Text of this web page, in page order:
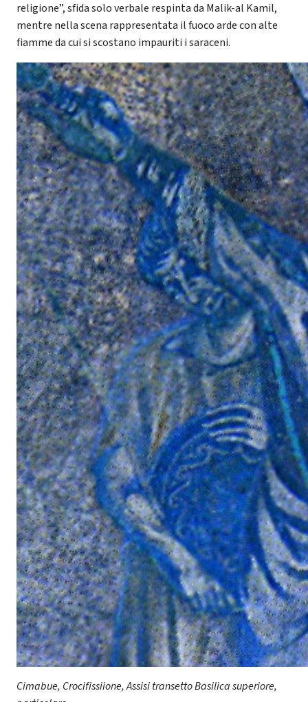
religione”, sfida solo verbale respinta da Malik-al Kamil,
mentre nella scena rappresentata il fuoco arde con alte
fiamme da cui si scostano impauriti i saraceni.
Cimabue, Crocifissiione, Assisi transetto Basilica superiore,